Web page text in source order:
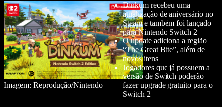
Imagem: Reprodução/Nintendo
Dinkum recebeu uma
atualização de aniversário no
Steam e também foi lançado
para Nintendo Switch 2
O update adiciona a região
“The Great Bite”, além de
novos itens
Jogadores que já possuem a
versão de Switch poderão
fazer upgrade gratuito para o
Switch 2